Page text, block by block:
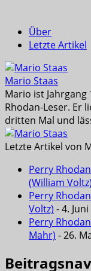
Über
Letzte Artikel
Mario Staas
Mario ist
Rhodan-Leser. Er
dritten Mal und
Letzte Artikel von
Perry
(William Voltz)
Perry
Voltz) - 4.
Perry
Mahr) - 26.